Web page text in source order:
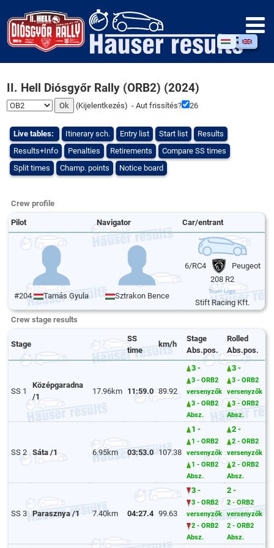
II. Hell Diósgyőr Rally (ORB2) (2024)
(Kijelentkezés) - Aut frissítés? 26
Live tables: Itinerary sch. Entry list Start list
Results
Results+Info
Penalties Retirements
Compare SS times
Split times
Champ. points Notice board
Crew profile
Pilot Navigator Car/entrant
#204 Tamás Gyula Sztrakon Bence
6/RC4
Peugeot
208 R2
Stift Racing Kft.
Crew stage results
Stage
SS
time
km/h
Stage
Abs.pos.
Rolled
Abs.pos.
SS 1
Középgaradna
/1
17.96km 11:59.0 89.92
3 -
3 - ORB2
versenyzők
3 - ORB2
Absz.
3 -
3 - ORB2
versenyzők
3 - ORB2
Absz.
SS 2 Sáta /1 6.95km 03:53.0 107.38
1 -
1 - ORB2
versenyzők
1 - ORB2
Absz.
2 -
2 - ORB2
versenyzők
2 - ORB2
Absz.
SS 3 Parasznya /1 7.40km 04:27.4 99.63
3 -
3 - ORB2
versenyzők
2 - ORB2
Absz.
2 -
2 - ORB2
versenyzők
2 - ORB2
Absz.